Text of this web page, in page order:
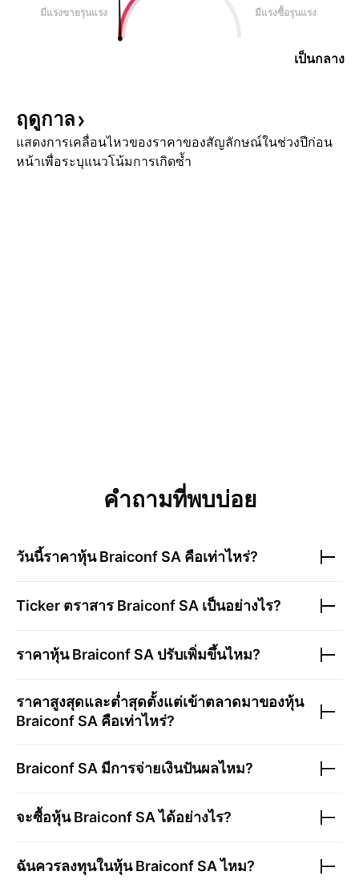
มีแรงขายรุนแรง มีแรงซื้อรุนแรง
เป็นกลาง
ฤดูกาล
แสดงการเคลื่อนไหวของราคาของสัญลักษณ์ในช่วงปีก่อน
หน้าเพื่อระบุแนวโน้มการเกิดซ้ำ
คำถามที่พบบ่อย
วันนี้ราคาหุ้นBraiconf SA คือเท่าไหร่?
Ticker ตราสาร Braiconf SA เป็นอย่างไร?
ราคาหุ้นBraiconf SA ปรับเพิ่มขึ้นไหม?
ราคาสูงสุดและต่ำสุดตั้งแต่เข้าตลาดมาของหุ้น
Braiconf SA คือเท่าไหร่?
Braiconf SA มีการจ่ายเงินปันผลไหม?
จะซื้อหุ้นBraiconf SAได้อย่างไร?
ฉันควรลงทุนในหุ้นBraiconf SAไหม?